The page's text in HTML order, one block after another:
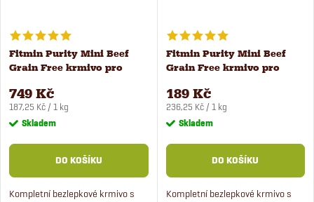
Fitmin Purity Mini Beef
Grain Free krmivo pro
749 Kč
Měrná
cena:
187,25 Kč / 1 kg
Skladem
DO KOŠÍKU
Kompletní bezlepkové krmivo s
Fitmin Purity Mini Beef
Grain Free krmivo pro
189 Kč
Měrná
cena:
236,25 Kč / 1 kg
Skladem
DO KOŠÍKU
Kompletní bezlepkové krmivo s